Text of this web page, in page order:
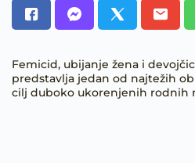
Femicid, ubijanje žena i
predstavlja jedan od najtežih
cilj duboko ukorenjenih rodnih